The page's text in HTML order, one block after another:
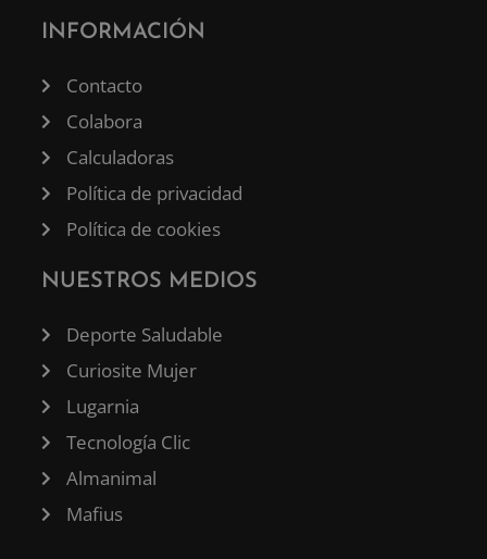
INFORMACIÓN
Contacto
Colabora
Calculadoras
Política de privacidad
Política de cookies
NUESTROS MEDIOS
Deporte Saludable
Curiosite Mujer
Lugarnia
Tecnología Clic
Almanimal
Mafius